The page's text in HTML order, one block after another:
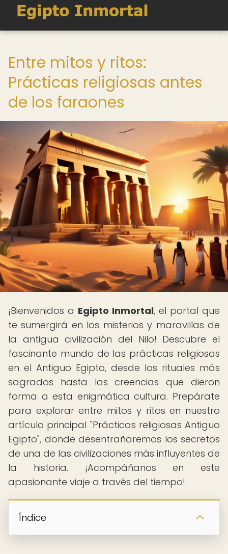
Entre mitos y ritos:
Prácticas religiosas antes
de los faraones
¡Bienvenidos a Egipto Inmortal, el portal que
te sumergirá en los misterios y maravillas de
la antigua civilización del Nilo! Descubre el
fascinante mundo de las prácticas religiosas
en el Antiguo Egipto, desde los rituales más
sagrados hasta las creencias que dieron
forma a esta enigmática cultura. Prepárate
para explorar entre mitos y ritos en nuestro
artículo principal "Prácticas religiosas Antiguo
Egipto", donde desentrañaremos los secretos
de una de las civilizaciones más influyentes de
la historia. ¡Acompáñanos en este
apasionante viaje a través del tiempo!
Índice